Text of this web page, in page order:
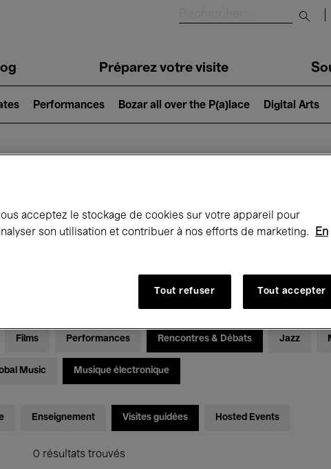
Préparez votre visite
Performances Bozar all over the P(a)lace Digital Arts
passe à Bozar
- Dimanche 16 Août 2026
Films Performances Rencontres & Débats Jazz
Music Musique électronique
Enseignement Visites guidées Hosted Events
0 résultats trouvés
acceptez le stockage de cookies sur votre appareil pour
son utilisation et contribuer à nos efforts de marketing.
En
Tout refuser Tout accepter